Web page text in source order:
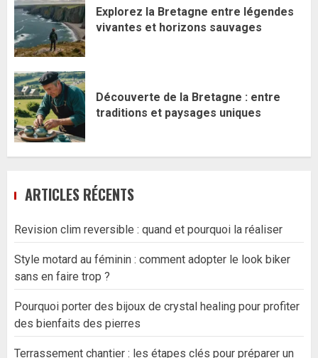
Explorez la Bretagne entre légendes
vivantes et horizons sauvages
Découverte de la Bretagne : entre
traditions et paysages uniques
ARTICLES RÉCENTS
Revision clim reversible : quand et pourquoi la réaliser
Style motard au féminin : comment adopter le look biker
sans en faire trop ?
Pourquoi porter des bijoux de crystal healing pour profiter
des bienfaits des pierres
Terrassement chantier : les étapes clés pour préparer un